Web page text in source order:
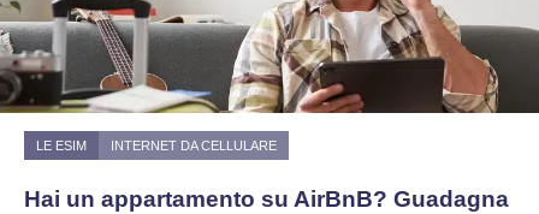
LE ESIM INTERNET DA CELLULARE
Hai un appartamento su AirBnB? Guadagna